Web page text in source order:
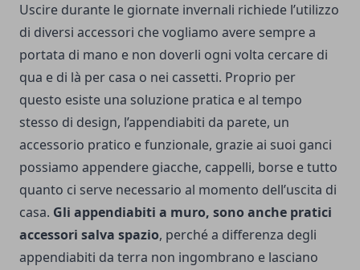
Uscire durante le giornate invernali richiede l’utilizzo
di diversi accessori che vogliamo avere sempre a
portata di mano e non doverli ogni volta cercare di
qua e di là per casa o nei cassetti. Proprio per
questo esiste una soluzione pratica e al tempo
stesso di design, l’appendiabiti da parete, un
accessorio pratico e funzionale, grazie ai suoi ganci
possiamo appendere giacche, cappelli, borse e tutto
quanto ci serve necessario al momento dell’uscita di
casa. Gli appendiabiti a muro, sono anche pratici
accessori salva spazio, perché a differenza degli
appendiabiti da terra non ingombrano e lasciano